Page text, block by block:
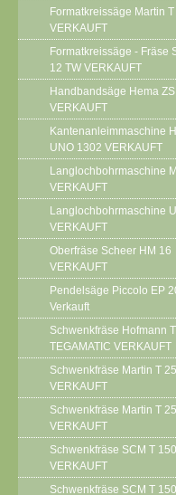
Formatkreissäge Martin T
VERKAUFT
Formatkreissäge - Fräse
12 TW VERKAUFT
Handbandsäge Hema
VERKAUFT
Kantenanleimmaschine
UNO 1302 VERKAUFT
Langlochbohrmaschine
VERKAUFT
Langlochbohrmaschine
VERKAUFT
Oberfräse Scheer HM 16
VERKAUFT
Pendelsäge Piccolo EP
Verkauft
Schwenkfräse Hofmann
TEGAMATIC VERKAUFT
Schwenkfräse Martin T 25
VERKAUFT
Schwenkfräse Martin T 25
VERKAUFT
Schwenkfräse SCM T 150
VERKAUFT
Schwenkfräse SCM T 150